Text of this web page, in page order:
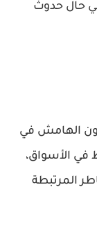
حال حدوث
الهامش في
في الأسواق،
المرتبطة